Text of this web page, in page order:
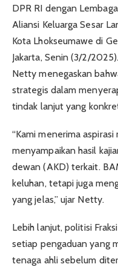
DPR RI dengan
Aliansi Keluarga Sesar
Kota Lhokseumawe di
Jakarta, Senin (3/2/
Netty menegaskan
strategis dalam
tindak lanjut yang
“Kami menerima
menyampaikan hasil
dewan (AKD) terkait.
keluhan, tetapi juga
yang jelas,” ujar Netty.
Lebih lanjut, politisi
setiap pengaduan yang
tenaga ahli sebelum